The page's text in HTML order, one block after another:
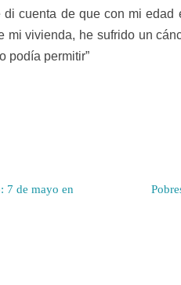
cuenta de que con mi
mi vivienda, he sufrido un
podía permitir”
7 de mayo en